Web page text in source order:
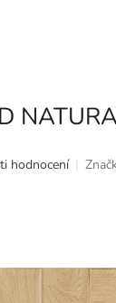
hodnocení